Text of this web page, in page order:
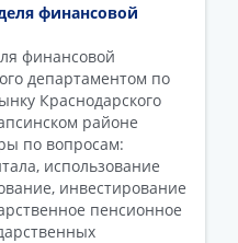
финансовой
финансовой
департаментом по
Краснодарского
районе
по вопросам:
использование
инвестирование
пенсионное